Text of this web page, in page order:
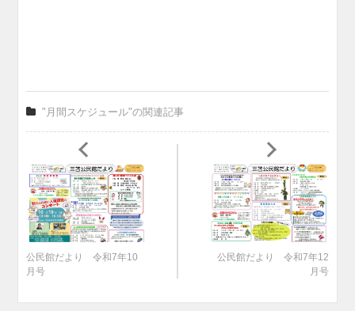
"月間スケジュール"の関連記事
公民館だより 令和7年10
月号
公民館だより 令和7年12
月号